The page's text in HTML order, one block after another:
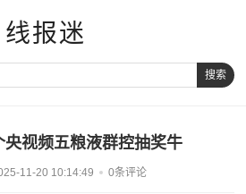
线报迷
搜索
央视频五粮液群控抽奖牛
11-20 10:14:49 0条评论